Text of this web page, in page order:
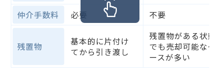
仲介手数料 必要 不要
残置物
基本的に片付け
てから引き渡し
残置物がある状態
でも売却可能なケ
ースが多い